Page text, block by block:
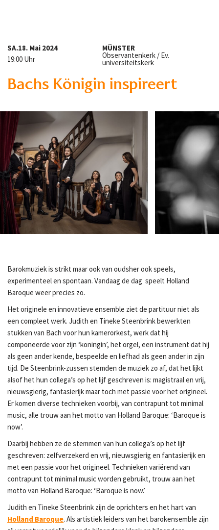
SA.18. Mai 2024
19:00 Uhr
MÜNSTER
Observantenkerk / Ev.
universiteitskerk
Bachs Königin inspireert
Barokmuziek is strikt maar ook van oudsher ook speels,
experimenteel en spontaan. Vandaag de dag speelt Holland
Baroque weer precies zo.
Het originele en innovatieve ensemble ziet de partituur niet als
een compleet werk. Judith en Tineke Steenbrink bewerkten
stukken van Bach voor hun kamerorkest, werk dat hij
componeerde voor zijn ‘koningin’, het orgel, een instrument dat hij
als geen ander kende, bespeelde en liefhad als geen ander in zijn
tijd. De Steenbrink-zussen stemden de muziek zo af, dat het lijkt
alsof het hun collega’s op het lijf geschreven is: magistraal en vrij,
nieuwsgierig, fantasierijk maar toch met passie voor het origineel.
Er komen diverse technieken voorbij, van contrapunt tot minimal
music, alle trouw aan het motto van Holland Baroque: ‘Baroque is
now’.
Daarbij hebben ze de stemmen van hun collega’s op het lijf
geschreven: zelfverzekerd en vrij, nieuwsgierig en fantasierijk en
met een passie voor het origineel. Technieken variërend van
contrapunt tot minimal music worden gebruikt, trouw aan het
motto van Holland Baroque: ‘Baroque is now.’
Judith en Tineke Steenbrink zijn de oprichters en het hart van
Holland Baroque. Als artistiek leiders van het barokensemble zijn